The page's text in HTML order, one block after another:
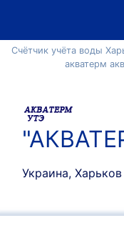
Счётчик учёта воды
акватерм
Украина, Харьков